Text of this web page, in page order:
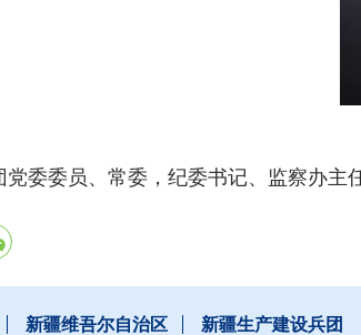
志
党委委员、常委，纪委书记、监察办主
新疆维吾尔自治区 新疆生产建设兵团